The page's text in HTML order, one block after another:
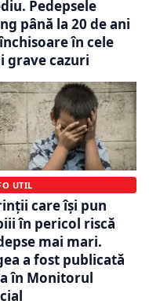
Pedepsele
până la 20 de ani
în cele
grave cazuri
UTIL
care își pun
în pericol riscă
mai mari.
a fost publicată
în Monitorul